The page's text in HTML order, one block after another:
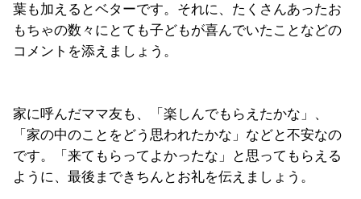
葉も加えるとベターです。それに、たくさんあったお
もちゃの数々にとても子どもが喜んでいたことなどの
コメントを添えましょう。
家に呼んだママ友も、「楽しんでもらえたかな」、
「家の中のことをどう思われたかな」などと不安なの
です。「来てもらってよかったな」と思ってもらえる
ように、最後まできちんとお礼を伝えましょう。